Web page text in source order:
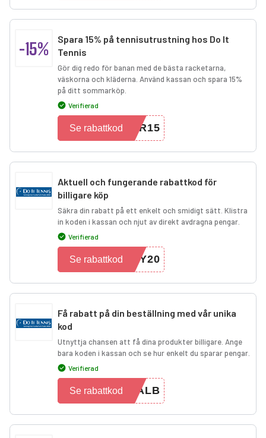
-15%
Spara 15% på tennisutrustning hos Do It
Tennis
Gör dig redo för banan med de bästa racketarna,
väskorna och kläderna. Använd kassan och spara 15%
på ditt sommarköp.
Verifierad
ER15
Se rabattkod
Aktuell och fungerande rabattkod för
billigare köp
Säkra din rabatt på ett enkelt och smidigt sätt. Klistra
in koden i kassan och njut av direkt avdragna pengar.
Verifierad
VY20
Se rabattkod
Få rabatt på din beställning med vår unika
kod
Utnyttja chansen att få dina produkter billigare. Ange
bara koden i kassan och se hur enkelt du sparar pengar.
Verifierad
HALB
Se rabattkod